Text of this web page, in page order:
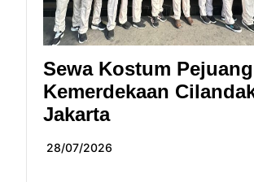
Sewa Kostum Pejuang
Kemerdekaan
Jakarta
28/07/2026